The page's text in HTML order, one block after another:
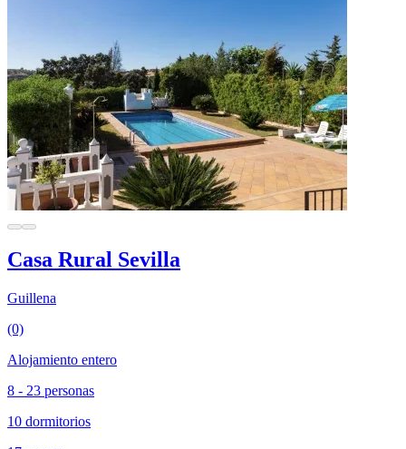
Casa Rural Sevilla
Guillena
(0)
Alojamiento entero
8 - 23 personas
10 dormitorios